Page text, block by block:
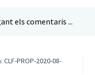
els comentaris ...
PROP-2020-08-